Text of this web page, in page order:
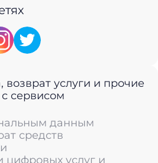
возврат услуги и прочие
сервисом
данным
средств
цифровых услуг и